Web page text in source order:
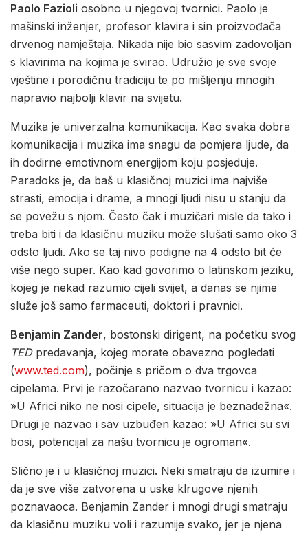
Paolo Fazioli osobno u njegovoj tvornici. Paolo je
mašinski inženjer, profesor klavira i sin proizvođača
drvenog namještaja. Nikada nije bio sasvim zadovoljan
s klavirima na kojima je svirao. Udružio je sve svoje
vještine i porodičnu tradiciju te po mišljenju mnogih
napravio najbolji klavir na svijetu.
Muzika je univerzalna komunikacija. Kao svaka dobra
komunikacija i muzika ima snagu da pomjera ljude, da
ih dodirne emotivnom energijom koju posjeduje.
Paradoks je, da baš u klasičnoj muzici ima najviše
strasti, emocija i drame, a mnogi ljudi nisu u stanju da
se povežu s njom. Često čak i muzičari misle da tako i
treba biti i da klasičnu muziku može slušati samo oko 3
odsto ljudi. Ako se taj nivo podigne na 4 odsto bit će
više nego super. Kao kad govorimo o latinskom jeziku,
kojeg je nekad razumio cijeli svijet, a danas se njime
služe još samo farmaceuti, doktori i pravnici.
Benjamin Zander, bostonski dirigent, na početku svog
TEDpredavanja, kojeg morate obavezno pogledati
(www.ted.com), počinje s pričom o dva trgovca
cipelama. Prvi je razočarano nazvao tvornicu i kazao:
»U Africi niko ne nosi cipele, situacija je beznadežna«.
Drugi je nazvao i sav uzbuđen kazao: »U Africi su svi
bosi, potencijal za našu tvornicu je ogroman«.
Slično je i u klasičnoj muzici. Neki smatraju da izumire i
da je sve više zatvorena u uske klrugove njenih
poznavaoca. Benjamin Zander i mnogi drugi smatraju
da klasičnu muziku voli i razumije svako, jer je njena